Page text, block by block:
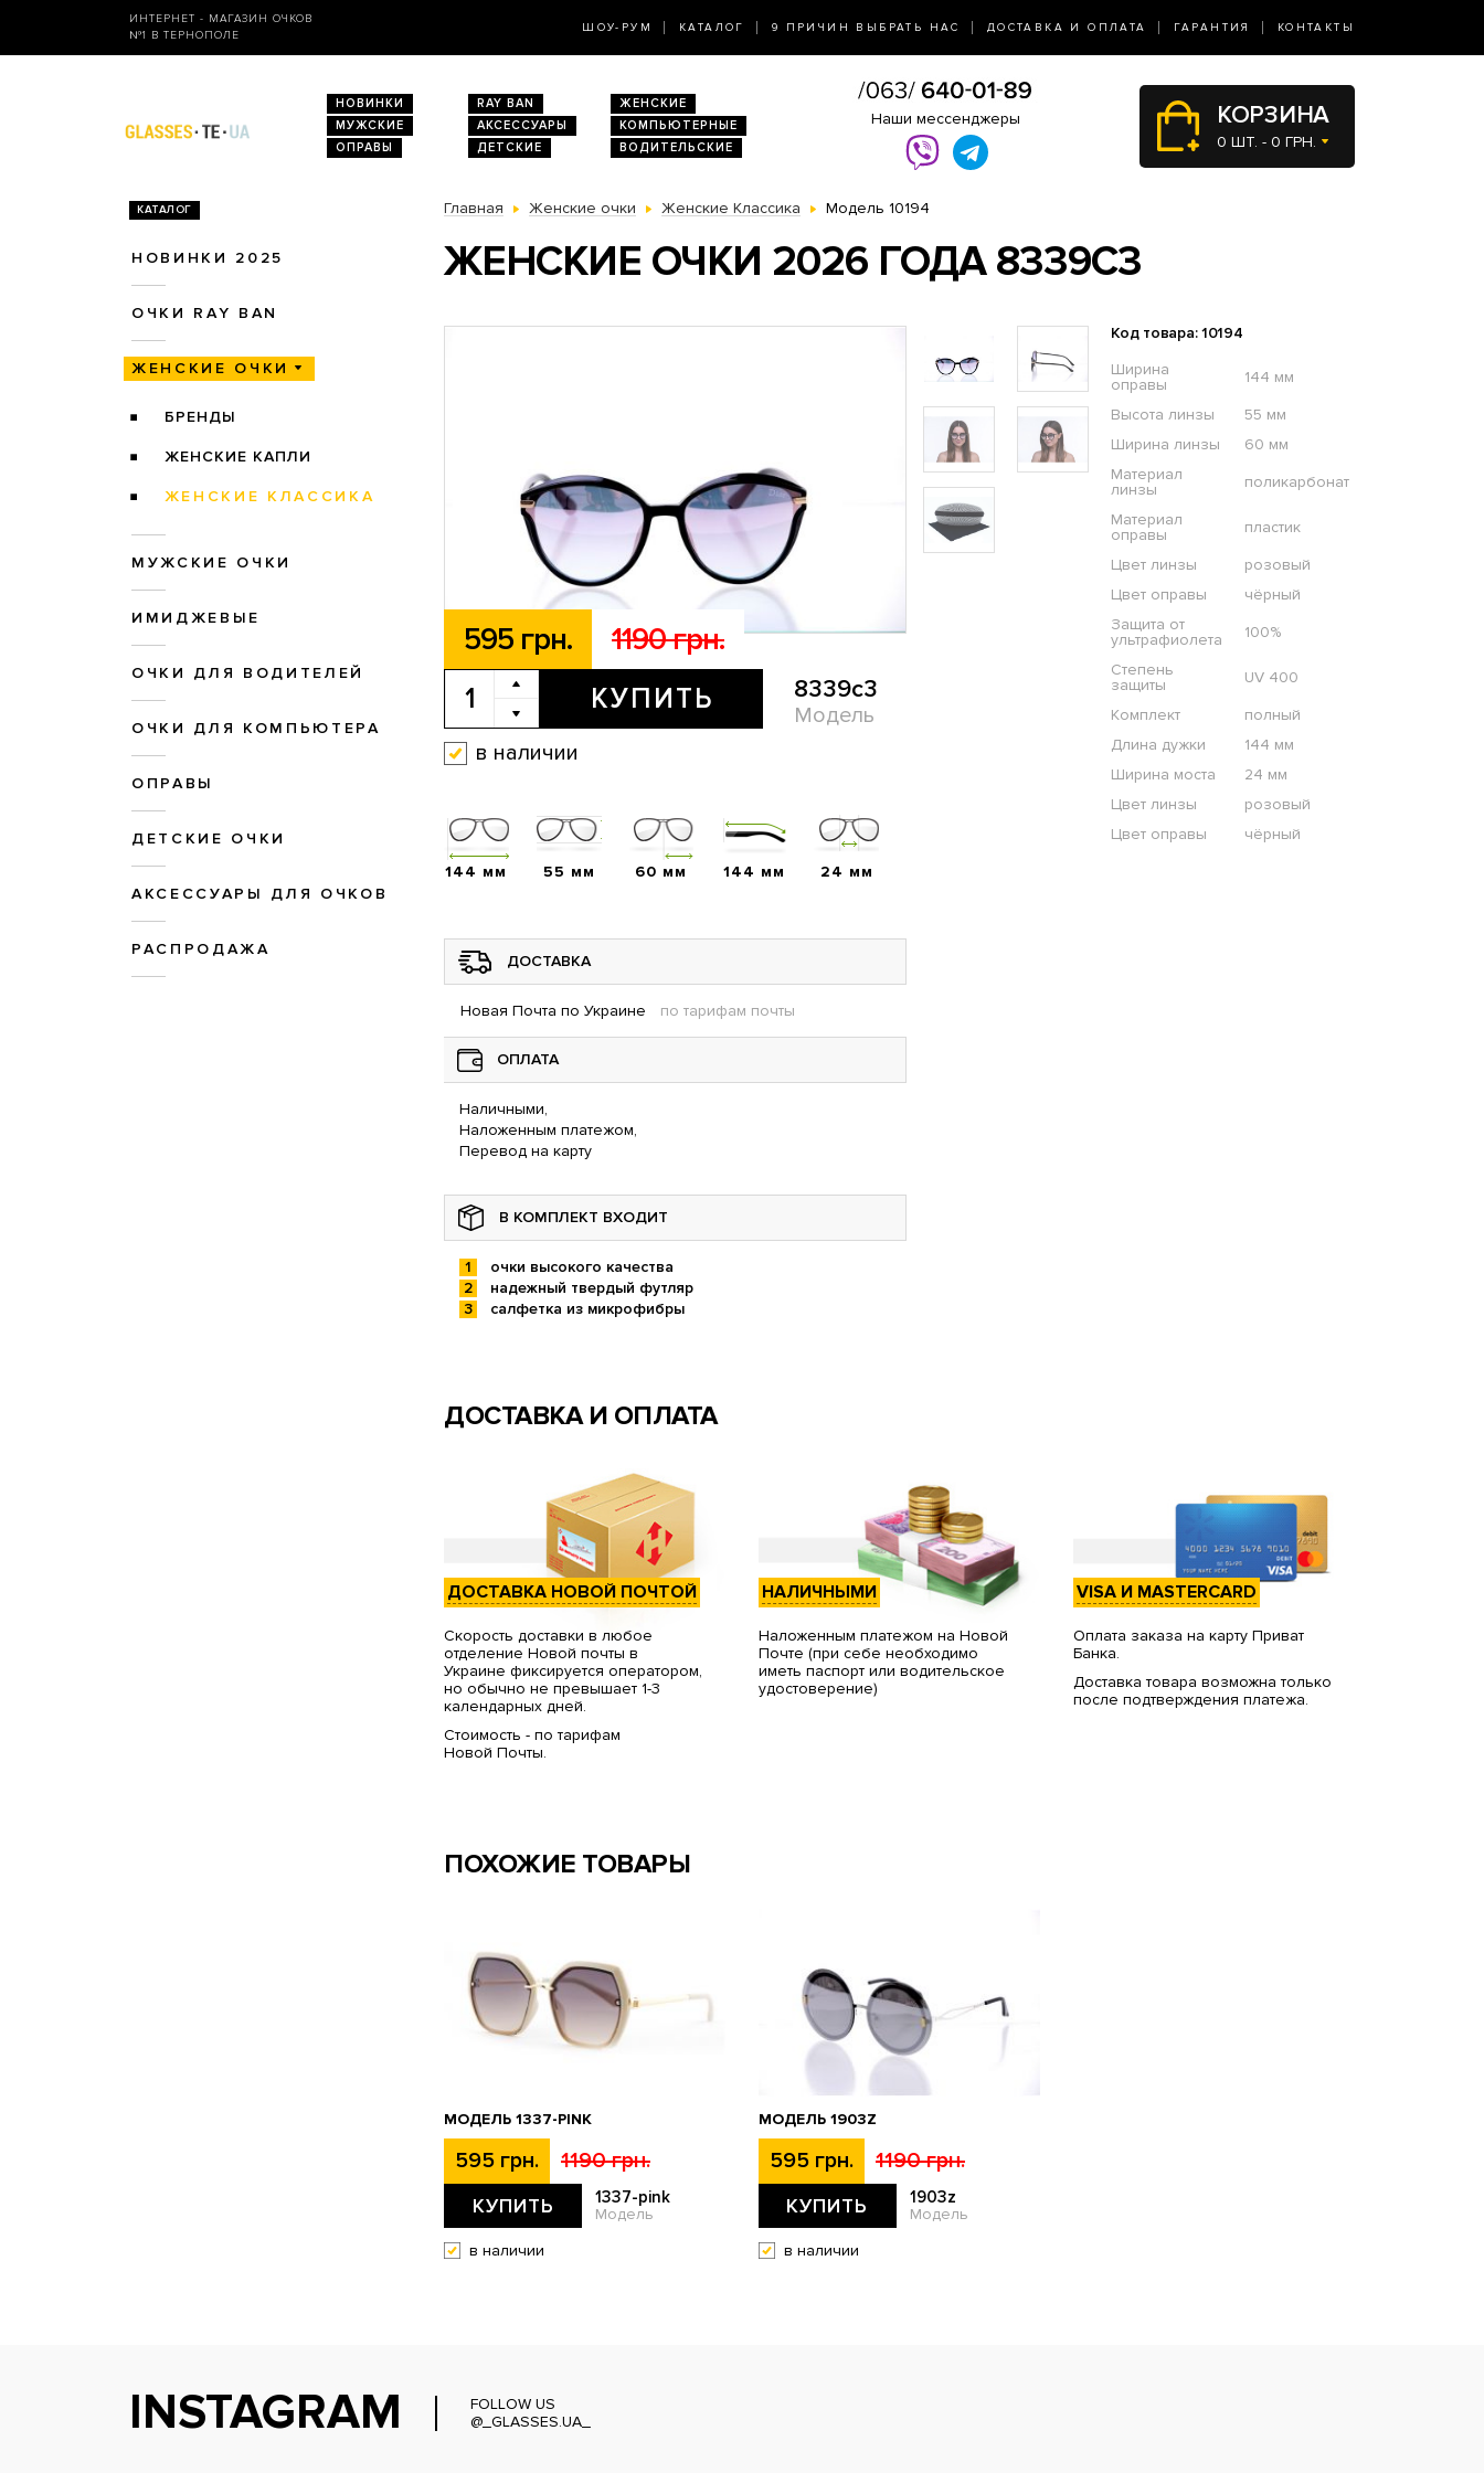
ИНТЕРНЕТ - МАГАЗИН ОЧКОВ
№1 В ТЕРНОПОЛЕ
ШОУ-РУМ КАТАЛОГ 9 ПРИЧИН ВЫБРАТЬ НАС ДОСТАВКА И ОПЛАТА ГАРАНТИЯ КОНТАКТЫ
НОВИНКИ RAY BAN
ЖЕНСКИЕ
МУЖСКИЕ
АКСЕССУАРЫ
КОМПЬЮТЕРНЫЕ
ОПРАВЫ
ДЕТСКИЕ ВОДИТЕЛЬСКИЕ
Наши мессенджеры КОРЗИНА
0 ШТ. - 0 ГРН.
КАТАЛОГ
НОВИНКИ 2025
ОЧКИ RAY BAN
ЖЕНСКИЕ ОЧКИ
БРЕНДЫ
ЖЕНСКИЕ КАПЛИ
ЖЕНСКИЕ КЛАССИКА
МУЖСКИЕ ОЧКИ
ИМИДЖЕВЫЕ
ОЧКИ ДЛЯ ВОДИТЕЛЕЙ
ОЧКИ ДЛЯ КОМПЬЮТЕРА
ОПРАВЫ
ДЕТСКИЕ ОЧКИ
АКСЕССУАРЫ ДЛЯ ОЧКОВ
РАСПРОДАЖА
Главная Женские очки Женские Классика Модель 10194
ЖЕНСКИЕ ОЧКИ 2026 ГОДА 8339C3
595 грн. 1190 грн.
КУПИТЬ 8339c3
Модель
в наличии
Код товара: 10194
Ширина
оправы
144 мм
Высота линзы
55 мм
Ширина линзы
60 мм
Материал
линзы
поликарбонат
Материал
оправы
пластик
Цвет линзы
розовый
Цвет оправы
чёрный
Защита от
ультрафиолета
100%
Степень
защиты
UV 400
Комплект
полный
Длина дужки
144 мм
Ширина моста
24 мм
Цвет линзы
розовый
Цвет оправы
чёрный
144 мм
55 мм 60 мм 144 мм 24 мм
ДОСТАВКА
Новая Почта по Украине по тарифам почты
ОПЛАТА
Наличными,
Наложенным платежом,
Перевод на карту
В КОМПЛЕКТ ВХОДИТ
очки высокого качества
надежный твердый футляр
салфетка из микрофибры
ДОСТАВКА И ОПЛАТА
ДОСТАВКА НОВОЙ ПОЧТОЙ
Скорость доставки в любое
отделение Новой почты в
Украине фиксируется оператором,
но обычно не превышает 1-3
календарных дней.
Стоимость - по тарифам
Новой Почты.
НАЛИЧНЫМИ
Наложенным платежом на Новой
Почте (при себе необходимо
иметь паспорт или водительское
удостоверение)
VISA И MASTERCARD
Оплата заказа на карту Приват
Банка.
Доставка товара возможна только
после подтверждения платежа.
ПОХОЖИЕ ТОВАРЫ
МОДЕЛЬ 1337-PINK
595 грн. 1190 грн.
КУПИТЬ 1337-pink
Модель
в наличии
МОДЕЛЬ 1903Z
595 грн. 1190 грн.
КУПИТЬ 1903z
Модель
в наличии
INSTAGRAM
FOLLOW US
@_GLASSES.UA_